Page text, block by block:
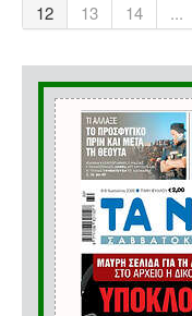
12
13 14 ...